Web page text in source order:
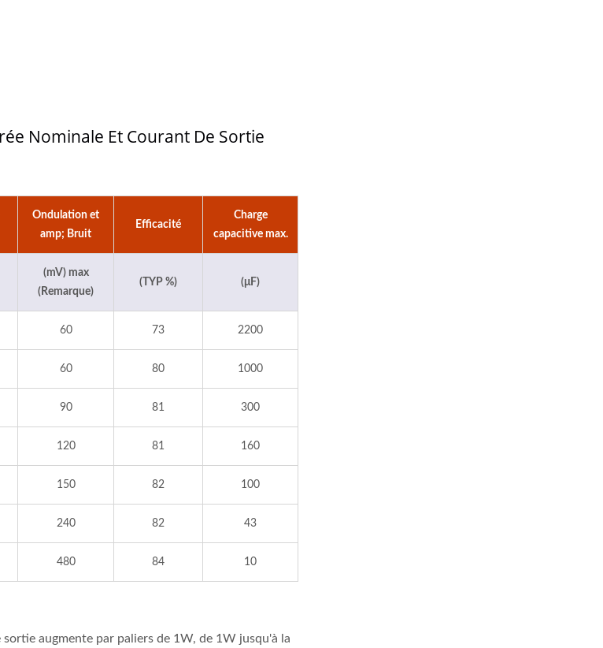
Nominale Et Courant De Sortie
Ondulation et
amp; Bruit
Efficacité
Charge
capacitive max.
(mV) max
(Remarque)
(TYP %) (μF)
60 73 2200
60 80 1000
90 81 300
120 81 160
150 82 100
240 82 43
480 84 10
augmente par paliers de 1W, de 1W jusqu'à la